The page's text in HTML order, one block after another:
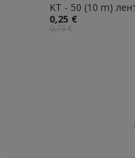
KT - 50 (10 m)
0,25 €
0,73 €